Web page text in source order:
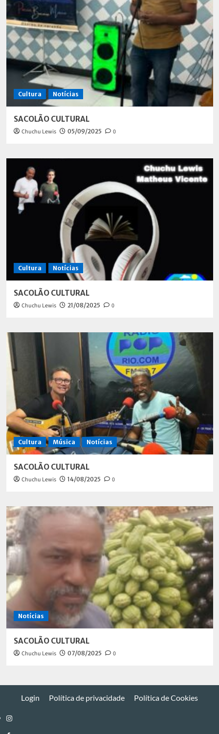
Cultura Notícias
SACOLÃO CULTURAL
Chuchu Lewis 05/09/2025 0
Cultura Notícias
SACOLÃO CULTURAL
Chuchu Lewis 21/08/2025 0
Cultura Música Notícias
SACOLÃO CULTURAL
Chuchu Lewis 14/08/2025 0
Notícias
SACOLÃO CULTURAL
Chuchu Lewis 07/08/2025 0
Login Política de privacidade Política de Cookies
Instagram